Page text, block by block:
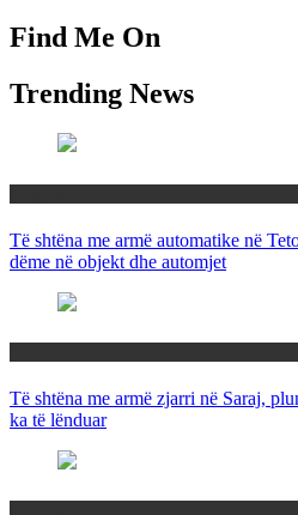
Find Me On
Trending News
Të shtëna me armë automatike në
dëme në objekt dhe automjet
Të shtëna me armë zjarri në Saraj,
ka të lënduar